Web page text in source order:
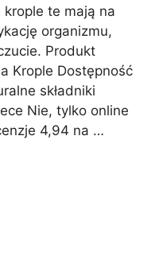
krople te mają na
organizmu,
Produkt
Krople Dostępność
składniki
Nie, tylko online
4,94 na …